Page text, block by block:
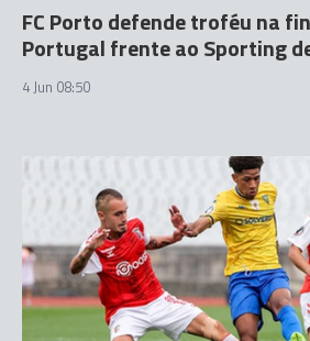
FC Porto defende troféu na
Portugal frente ao Sporting
4 Jun 08:50